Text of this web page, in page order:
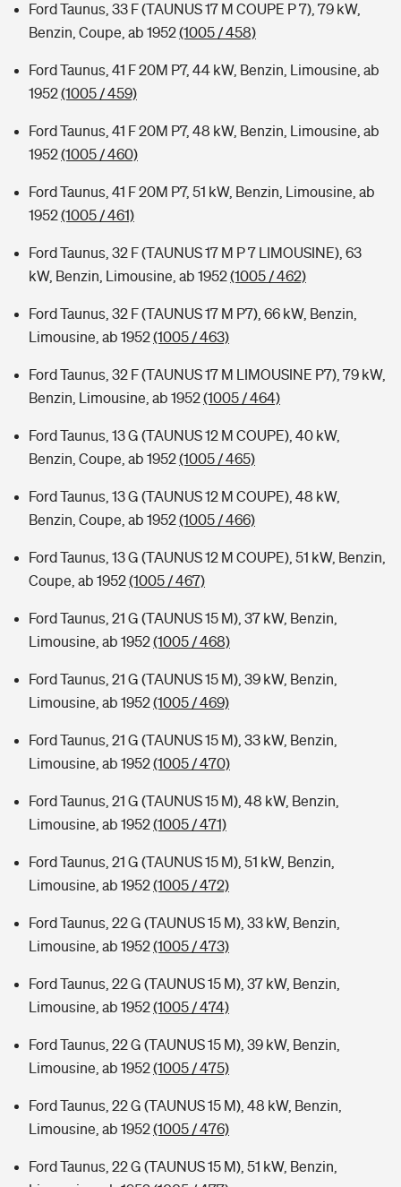
Ford Taunus, 33 F (TAUNUS 17 M COUPE P 7), 79 kW,
Benzin, Coupe, ab 1952(1005 / 458)
Ford Taunus, 41 F 20M P7, 44 kW, Benzin, Limousine, ab
1952(1005 / 459)
Ford Taunus, 41 F 20M P7, 48 kW, Benzin, Limousine, ab
1952(1005 / 460)
Ford Taunus, 41 F 20M P7, 51 kW, Benzin, Limousine, ab
1952(1005 / 461)
Ford Taunus, 32 F (TAUNUS 17 M P 7 LIMOUSINE), 63
kW, Benzin, Limousine, ab 1952(1005 / 462)
Ford Taunus, 32 F (TAUNUS 17 M P7), 66 kW, Benzin,
Limousine, ab 1952(1005 / 463)
Ford Taunus, 32 F (TAUNUS 17 M LIMOUSINE P7), 79 kW,
Benzin, Limousine, ab 1952(1005 / 464)
Ford Taunus, 13 G (TAUNUS 12 M COUPE), 40 kW,
Benzin, Coupe, ab 1952(1005 / 465)
Ford Taunus, 13 G (TAUNUS 12 M COUPE), 48 kW,
Benzin, Coupe, ab 1952(1005 / 466)
Ford Taunus, 13 G (TAUNUS 12 M COUPE), 51 kW, Benzin,
Coupe, ab 1952(1005 / 467)
Ford Taunus, 21 G (TAUNUS 15 M), 37 kW, Benzin,
Limousine, ab 1952(1005 / 468)
Ford Taunus, 21 G (TAUNUS 15 M), 39 kW, Benzin,
Limousine, ab 1952(1005 / 469)
Ford Taunus, 21 G (TAUNUS 15 M), 33 kW, Benzin,
Limousine, ab 1952(1005 / 470)
Ford Taunus, 21 G (TAUNUS 15 M), 48 kW, Benzin,
Limousine, ab 1952(1005 / 471)
Ford Taunus, 21 G (TAUNUS 15 M), 51 kW, Benzin,
Limousine, ab 1952(1005 / 472)
Ford Taunus, 22 G (TAUNUS 15 M), 33 kW, Benzin,
Limousine, ab 1952(1005 / 473)
Ford Taunus, 22 G (TAUNUS 15 M), 37 kW, Benzin,
Limousine, ab 1952(1005 / 474)
Ford Taunus, 22 G (TAUNUS 15 M), 39 kW, Benzin,
Limousine, ab 1952(1005 / 475)
Ford Taunus, 22 G (TAUNUS 15 M), 48 kW, Benzin,
Limousine, ab 1952(1005 / 476)
Ford Taunus, 22 G (TAUNUS 15 M), 51 kW, Benzin,